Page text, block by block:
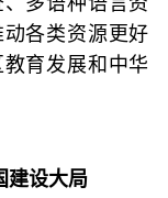
各类资源更好
育发展和中华
建设大局